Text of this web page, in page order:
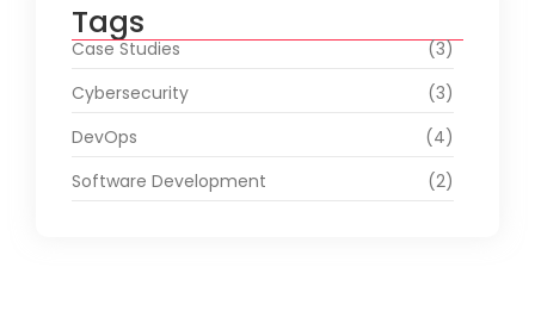
Tags
Case Studies
(3)
Cybersecurity
(3)
DevOps
(4)
Software Development
(2)